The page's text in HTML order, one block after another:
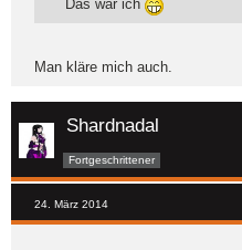
Das war ich
Man kläre mich auch.
Shardnadal
Fortgeschrittener
24. März 2014